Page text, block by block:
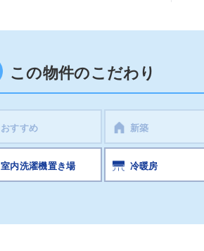
この物件のこだわり
おすすめ 新築
室内洗濯機置き場 冷暖房